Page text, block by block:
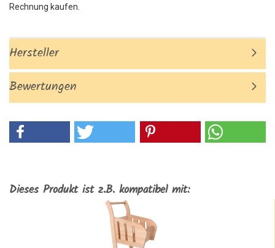
Rechnung kaufen.
Hersteller
Bewertungen
Dieses Produkt ist z.B. kompatibel mit: